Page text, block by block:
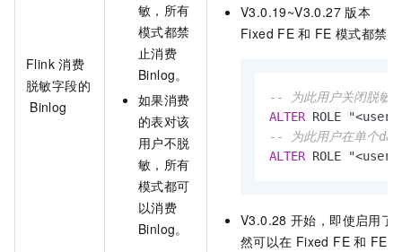
Flink 消费
脱敏字段的
Binlog
敏，所有
模式都禁
止消费
Binlog。
如果消费
的表对该
用户不脱
敏，所有
模式都可
以消费
Binlog。
V3.0.19~V3.0.27 版本
Fixed FE 和 FE 模式都禁止
-- 为此用户关闭脱敏
ALTER ROLE
-- 为此用户在单个
ALTER ROLE
V3.0.28 开始，即使启用了
然可以在 Fixed FE 和 FE